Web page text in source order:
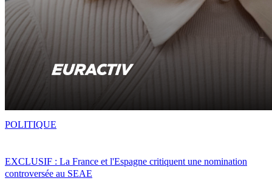
EXCLUSIF : La France et l'Espagne critiquent une nomination
controversée au SEAE
POLITIQUE